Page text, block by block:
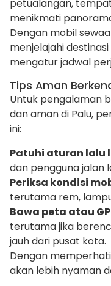
petualangan,
menikmati
Dengan mobil
menjelajahi
mengatur jadwal
Tips Aman
Untuk pengalaman
dan aman di Palu,
ini:
Patuhi aturan lalu
dan pengguna jalan
Periksa kondisi
terutama rem,
Bawa peta atau
terutama jika
jauh dari pusat kota.
Dengan
akan lebih nyaman